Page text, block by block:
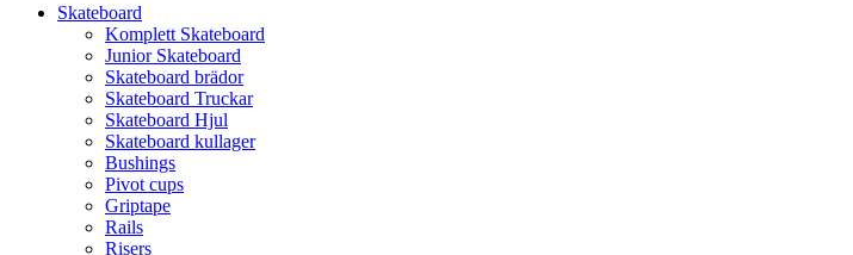
Skateboard
Komplett Skateboard
Junior Skateboard
Skateboard brädor
Skateboard Truckar
Skateboard Hjul
Skateboard kullager
Bushings
Pivot cups
Griptape
Rails
Risers